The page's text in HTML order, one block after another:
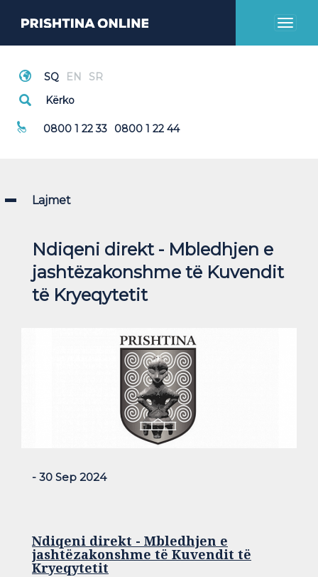
Toggle
Thirrje Emergjente
0800 1 22 33 0800 1 22 44
Lajmet
Ndiqeni direkt - Mbledhjen e
jashtëzakonshme të Kuvendit
të Kryeqytetit
- 30 Sep 2024
Ndiqeni direkt - Mbledhjen e
jashtëzakonshme të Kuvendit të
Kryeqytetit